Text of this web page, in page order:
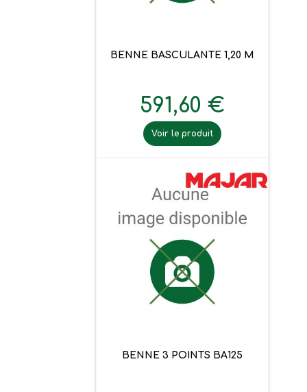
BENNE BASCULANTE 1,20 M
591,60 €
Voir le produit
BENNE 3 POINTS BA125